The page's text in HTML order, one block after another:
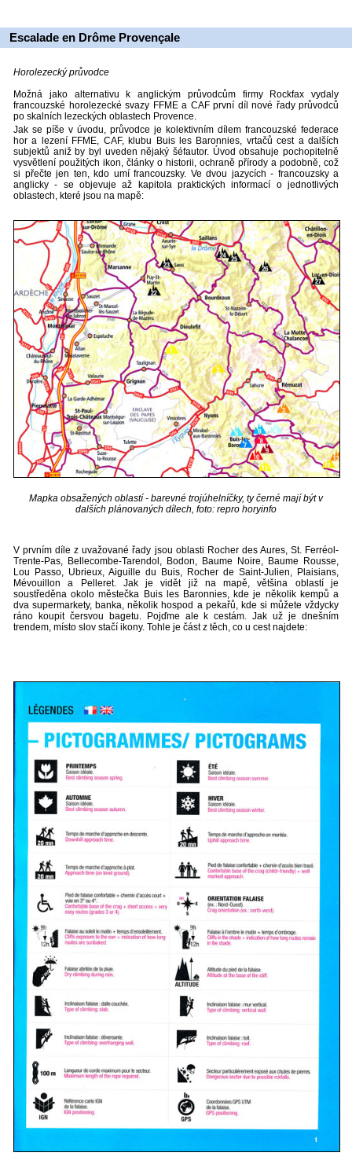
Escalade en Drôme Provençale
Horolezecký průvodce
Možná jako alternativu k anglickým průvodcům firmy Rockfax vydaly
francouzské horolezecké svazy FFME a CAF první díl nové řady průvodců
po skalních lezeckých oblastech Provence.
Jak se píše v úvodu, průvodce je kolektivním dílem francouzské federace
hor a lezení FFME, CAF, klubu Buis les Baronnies, vrtačů cest a dalších
subjektů aniž by byl uveden nějaký šéfautor. Úvod obsahuje pochopitelně
vysvětlení použitých ikon, články o historii, ochraně přírody a podobně, což
si přečte jen ten, kdo umí francouzsky. Ve dvou jazycích - francouzsky a
anglicky - se objevuje až kapitola praktických informací o jednotlivých
oblastech, které jsou na mapě:
Mapka obsažených oblastí - barevné trojúhelníčky, ty černé mají být v
dalších plánovaných dílech, foto: repro horyinfo
V prvním díle z uvažované řady jsou oblasti Rocher des Aures, St. Ferréol-
Trente-Pas, Bellecombe-Tarendol, Bodon, Baume Noire, Baume Rousse,
Lou Passo, Ubrieux, Aiguille du Buis, Rocher de Saint-Julien, Plaisians,
Mévouillon a Pelleret. Jak je vidět již na mapě, většina oblastí je
soustředěna okolo městečka Buis les Baronnies, kde je několik kempů a
dva supermarkety, banka, několik hospod a pekařů, kde si můžete vždycky
ráno koupit čersvou bagetu. Pojďme ale k cestám. Jak už je dnešním
trendem, místo slov stačí ikony. Tohle je část z těch, co u cest najdete: